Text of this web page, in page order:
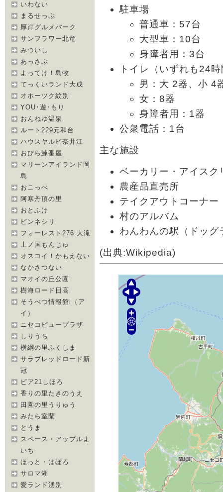
いわない
まるせっぷ
厚岸グルメパーク
サンフラワー北竜
みついし
あっさぶ
よってけ！島牧
てっくいランド大成
オホーツク紋別
YOU･遊･もり
おんねゆ温泉
ルート229元和台
ハウスヤルビ奈井江
おびら鰊番屋
マリーンアイランド岡
島
おこっぺ
阿寒丹頂の里
おとふけ
ピンネシリ
フォーレスト276 大滝
上ノ国もんじゅ
オスコイ！かもえない
なかさつない
マオイの丘公園
樹海ロード日高
そうべつ情報館i（ア
イ）
ニセコビュープラザ
しりうち
横綱の里ふくしま
サラブレッドロード新
冠
ピア21しほろ
香りの里たきのうえ
田園の里うりゅう
みたら室蘭
とうま
スペース・アップルよ
いち
ほっと・はぼろ
サロマ湖
愛ランド湧別
駐車場
普通車：57台
大型車：10台
身障者用：3台
トイレ（いずれも24
男：大 2器、小 4
女：8器
身障者用：1器
公衆電話：1台
主な施設
ベーカリー・アイスク
農産品直売所
テイクアウトコーナー
村のアルバム
わんわんの駅（ドッグ
(出典:Wikipedia)